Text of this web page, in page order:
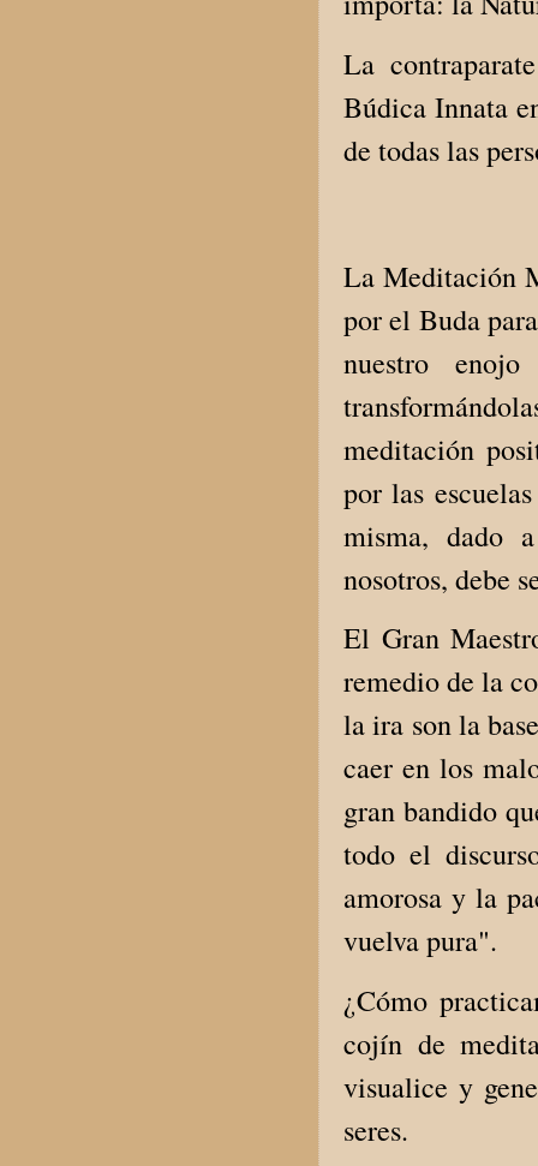
La
Búdica Innata
de todas las
La Meditación
por el Buda
nuestro
meditación
por las
misma, dado
nosotros, debe
El Gran
remedio de la
la ira son la
caer en los
gran bandido
todo el
amorosa y la
vuelva pura".
¿Cómo
cojín de
visualice y
seres.